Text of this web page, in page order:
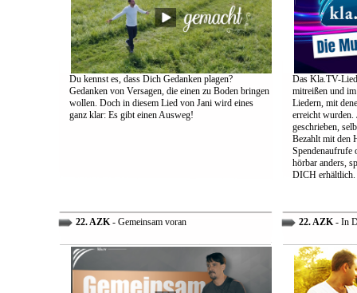
Du kennst es, dass Dich Gedanken plagen?
Gedanken von Versagen, die einen zu Boden bringen
wollen. Doch in diesem Lied von Jani wird eines
ganz klar: Es gibt einen Ausweg!
Das Kla.TV-
mitreißen und
Liedern, mit
erreicht wurden.
geschrieben,
Bezahlt mit den
Spendenaufrufe
hörbar anders,
DICH erhältlich.
22. AZK- Gemeinsam voran 22. AZK- In